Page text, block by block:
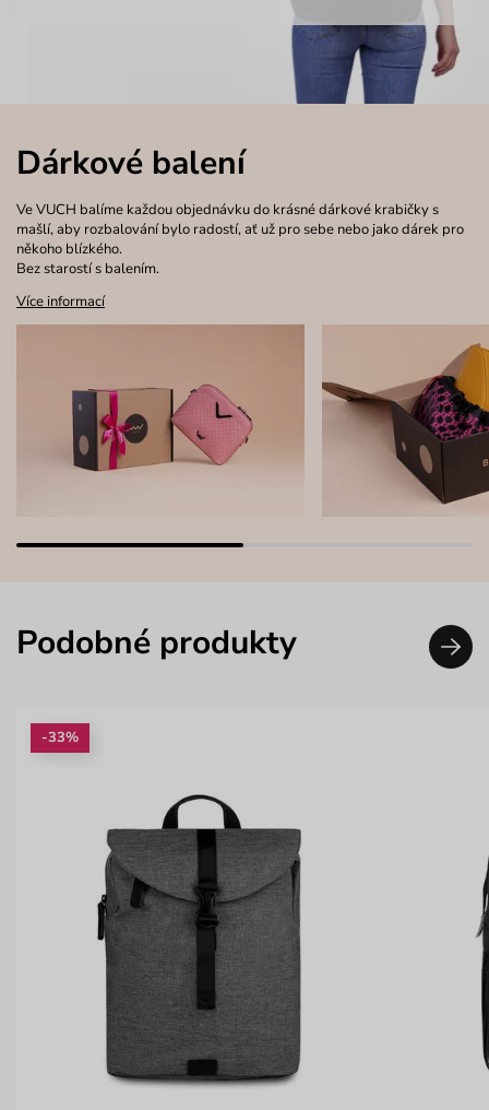
Dárkové balení
Ve VUCH balíme každou objednávku do krásné dárkové krabičky s
mašlí, aby rozbalování bylo radostí, ať už pro sebe nebo jako dárek pro
někoho blízkého.
Bez starostí s balením.
Více informací
Podobné produkty
-33%